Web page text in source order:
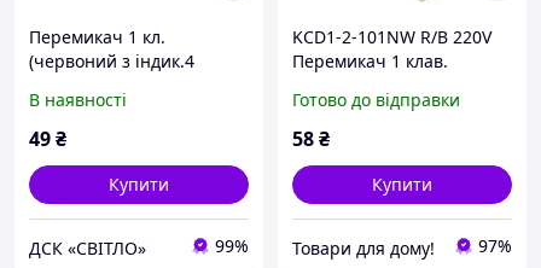
Перемикач 1 кл.
(червоний з індик.4
широкий,стандартний)
YL202-01 (KCD2-201N R/B)
В наявності
49₴
Купити
ДСК «СВІТЛО» 99%
KCD1-2-101NW R/B 220V
Перемикач 1 клав.
підсвічуванням
Готово до відправки
58₴
Купити
Товари для дому! 97%